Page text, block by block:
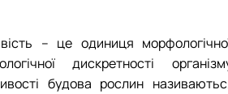
– це одиниця
дискретності
будова рослин